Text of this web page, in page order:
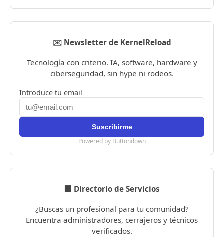
✉️ Newsletter de KernelReload
Tecnología con criterio. IA, software, hardware y
ciberseguridad, sin hype ni rodeos.
Introduce tu email
Powered by Buttondown
🏢 Directorio de Servicios
¿Buscas un profesional para tu comunidad?
Encuentra administradores, cerrajeros y técnicos
verificados.